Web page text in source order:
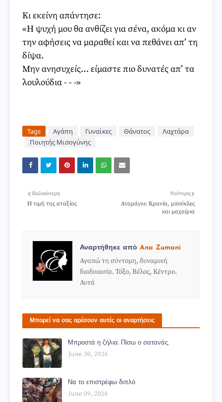
Κι εκείνη απάντησε:
«Η ψυχή μου θα ανθίζει για σένα, ακόμα κι αν
την αφήσεις να μαραθεί και να πεθάνει απ’ τη
δίψα.
Μην ανησυχείς… είμαστε πιο δυνατές απ’ τα
λουλούδια - - -»
Tags Αγάπη Γυναίκες Θάνατος
Λαχτάρα
Ποιητής Μισογύνης
Νεότερη
Αταράγκι: Κρανία, μπούκλες
και μαχαίρια
Παλαιότερη
Η τιμή της αταξίας
Αναρτήθηκε από Ana Zumani
Αγαπώ τη σύντομη, δυναμική
διαδικασία. Τόξο, Βέλος, Κέντρο.
Αυτά
Μπορεί να σας αρέσουν αυτές οι αναρτήσεις
Μπροστά η ζήλια. Πίσω ο σατανάς.
June 30, 2026
Να το επιστρέφω διπλό
June 09, 2026